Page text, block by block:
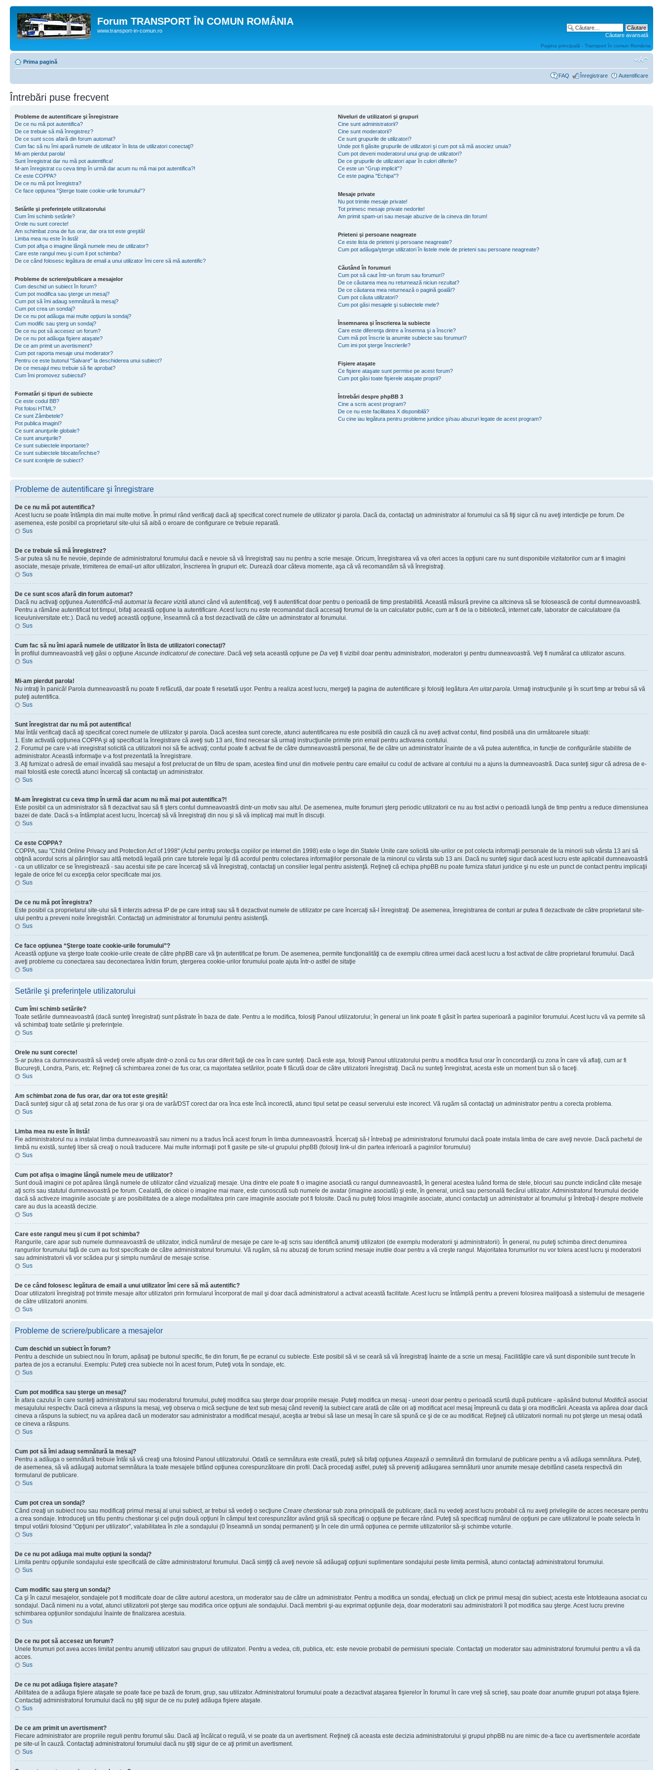
Forum TRANSPORT ÎN COMUN ROMÂNIA
www.transport-in-comun.ro
Căutare avansată
Pagina principală - Transport în comun România
Prima pagină
FAQ Înregistrare Autentificare
Întrebări puse frecvent
Probleme de autentificare şi înregistrare
De ce nu mă pot autentifica?
De ce trebuie să mă înregistrez?
De ce sunt scos afară din forum automat?
Cum fac să nu îmi apară numele de utilizator în lista de utilizatori conectaţi?
Mi-am pierdut parola!
Sunt înregistrat dar nu mă pot autentifica!
M-am înregistrat cu ceva timp în urmă dar acum nu mă mai pot autentifica?!
Ce este COPPA?
De ce nu mă pot înregistra?
Ce face opţiunea “Şterge toate cookie-urile forumului”?
Setările şi preferinţele utilizatorului
Cum îmi schimb setările?
Orele nu sunt corecte!
Am schimbat zona de fus orar, dar ora tot este greşită!
Limba mea nu este în listă!
Cum pot afişa o imagine lângă numele meu de utilizator?
Care este rangul meu şi cum il pot schimba?
De ce când folosesc legătura de email a unui utilizator îmi cere să mă autentific?
Probleme de scriere/publicare a mesajelor
Cum deschid un subiect în forum?
Cum pot modifica sau şterge un mesaj?
Cum pot să îmi adaug semnătură la mesaj?
Cum pot crea un sondaj?
De ce nu pot adăuga mai multe opţiuni la sondaj?
Cum modific sau şterg un sondaj?
De ce nu pot să accesez un forum?
De ce nu pot adăuga fişiere ataşate?
De ce am primit un avertisment?
Cum pot raporta mesaje unui moderator?
Pentru ce este butonul "Salvare" la deschiderea unui subiect?
De ce mesajul meu trebuie să fie aprobat?
Cum îmi promovez subiectul?
Formatări şi tipuri de subiecte
Ce este codul BB?
Pot folosi HTML?
Ce sunt Zâmbetele?
Pot publica imagini?
Ce sunt anunţurile globale?
Ce sunt anunţurile?
Ce sunt subiectele importante?
Ce sunt subiectele blocate/închise?
Ce sunt iconiţele de subiect?
Niveluri de utilizatori şi grupuri
Cine sunt administratorii?
Cine sunt moderatorii?
Ce sunt grupurile de utilizatori?
Unde pot fi găsite grupurile de utilizatori şi cum pot să mă asociez unuia?
Cum pot deveni moderatorul unui grup de utilizatori?
De ce grupurile de utilizatori apar în culori diferite?
Ce este un “Grup implicit”?
Ce este pagina "Echipa"?
Mesaje private
Nu pot trimite mesaje private!
Tot primesc mesaje private nedorite!
Am primit spam-uri sau mesaje abuzive de la cineva din forum!
Prieteni şi persoane neagreate
Ce este lista de prieteni şi persoane neagreate?
Cum pot adăuga/şterge utilizatori în listele mele de prieteni sau persoane neagreate?
Căutând în forumuri
Cum pot să caut într-un forum sau forumuri?
De ce căutarea mea nu returnează niciun rezultat?
De ce căutarea mea returnează o pagină goală!?
Cum pot căuta utilizatori?
Cum pot găsi mesajele şi subiectele mele?
Însemnarea şi înscrierea la subiecte
Care este diferenţa dintre a însemna şi a înscrie?
Cum mă pot înscrie la anumite subiecte sau forumuri?
Cum imi pot şterge înscrierile?
Fişiere ataşate
Ce fişiere ataşate sunt permise pe acest forum?
Cum pot găsi toate fişierele ataşate proprii?
Întrebări despre phpBB 3
Cine a scris acest program?
De ce nu este facilitatea X disponibilă?
Cu cine iau legătura pentru probleme juridice şi/sau abuzuri legate de acest program?
Probleme de autentificare şi înregistrare
De ce nu mă pot autentifica?
Acest lucru se poate întâmpla din mai multe motive. În primul rând verificaţi dacă aţi specificat corect numele de utilizator şi parola. Dacă da, contactaţi un administrator al forumului ca să fiţi sigur că nu aveţi interdicţie pe forum. De
asemenea, este posibil ca proprietarul site-ului să aibă o eroare de configurare ce trebuie reparată.
Sus
De ce trebuie să mă înregistrez?
S-ar putea să nu fie nevoie, depinde de administratorul forumului dacă e nevoie să vă înregistraţi sau nu pentru a scrie mesaje. Oricum, înregistrarea vă va oferi acces la opţiuni care nu sunt disponibile vizitatorilor cum ar fi imagini
asociate, mesaje private, trimiterea de email-uri altor utilizatori, înscrierea în grupuri etc. Durează doar câteva momente, aşa că vă recomandăm să vă înregistraţi.
Sus
De ce sunt scos afară din forum automat?
Dacă nu activaţi opţiuneaAutentifică-mă automat la fiecare vizită atunci când vă autentificaţi, veţi fi autentificat doar pentru o perioadă de timp prestabilită. Această măsură previne ca altcineva să se folosească de contul dumneavoastră.
Pentru a rămâne autentificat tot timpul, bifaţi această opţiune la autentificare. Acest lucru nu este recomandat dacă accesaţi forumul de la un calculator public, cum ar fi de la o bibliotecă, internet cafe, laborator de calculatoare (la
liceu/universitate etc.). Dacă nu vedeţi această opţiune, înseamnă că a fost dezactivată de către un adminstrator al forumului.
Sus
Cum fac să nu îmi apară numele de utilizator în lista de utilizatori conectaţi?
În profilul dumneavoastră veţi găsi o opţiuneAscunde indicatorul de conectare. Dacă veţi seta această opţiune pe Da veţi fi vizibil doar pentru administratori, moderatori şi pentru dumneavoastră. Veţi fi numărat ca utilizator ascuns.
Sus
Mi-am pierdut parola!
Nu intraţi în panică! Parola dumneavoastră nu poate fi refăcută, dar poate fi resetată uşor. Pentru a realiza acest lucru, mergeţi la pagina de autentificare şi folosiţi legăturaAm uitat parola. Urmaţi instrucţiunile şi în scurt timp ar trebui să vă
puteţi autentifica.
Sus
Sunt înregistrat dar nu mă pot autentifica!
Mai întâi verificaţi dacă aţi specificat corect numele de utilizator şi parola. Dacă acestea sunt corecte, atunci autentificarea nu este posibilă din cauză că nu aveți activat contul, fiind posibilă una din următoarele situații:
1. Este activată opţiunea COPPA şi aţi specificat la înregistrare că aveţi sub 13 ani, fiind necesar să urmaţi instrucţiunile primite prin email pentru activarea contului.
2. Forumul pe care v-ati inregistrat solicită ca utilizatorii noi să fie activaţi; contul poate fi activat fie de către dumneavoastră personal, fie de către un administrator înainte de a vă putea autentifica, in funcție de configurările stabilite de
administrator. Această informaţie v-a fost prezentată la înregistrare.
3. Aţi furnizat o adresă de email invalidă sau mesajul a fost prelucrat de un filtru de spam, acestea fiind unul din motivele pentru care emailul cu codul de activare al contului nu a ajuns la dumneavoastră. Daca sunteţi sigur că adresa de e-
mail folosită este corectă atunci încercaţi să contactaţi un administrator.
Sus
M-am înregistrat cu ceva timp în urmă dar acum nu mă mai pot autentifica?!
Este posibil ca un administrator să fi dezactivat sau să fi şters contul dumneavoastră dintr-un motiv sau altul. De asemenea, multe forumuri şterg periodic utilizatorii ce nu au fost activi o perioadă lungă de timp pentru a reduce dimensiunea
bazei de date. Dacă s-a întâmplat acest lucru, încercaţi să vă înregistraţi din nou şi să vă implicaţi mai mult în discuţii.
Sus
Ce este COPPA?
COPPA, sau "Child Online Privacy and Protection Act of 1998" (Actul pentru protecţia copiilor pe internet din 1998) este o lege din Statele Unite care solicită site-urilor ce pot colecta informaţii personale de la minorii sub vârsta 13 ani să
obţină acordul scris al părinţilor sau altă metodă legală prin care tutorele legal îşi dă acordul pentru colectarea informaţiilor personale de la minorul cu vârsta sub 13 ani. Dacă nu sunteţi sigur dacă acest lucru este aplicabil dumneavoastră
- ca un utilizator ce se înregistrează - sau acestui site pe care încercaţi să vă înregistraţi, contactaţi un consilier legal pentru asistenţă. Reţineţi că echipa phpBB nu poate furniza sfaturi juridice şi nu este un punct de contact pentru implicaţii
legale de orice fel cu excepţia celor specificate mai jos.
Sus
De ce nu mă pot înregistra?
Este posibil ca proprietarul site-ului să fi interzis adresa IP de pe care intraţi sau să fi dezactivat numele de utilizator pe care încercaţi să-l înregistraţi. De asemenea, înregistrarea de conturi ar putea fi dezactivate de către proprietarul site-
ului pentru a preveni noile înregistrări. Contactaţi un administrator al forumului pentru asistenţă.
Sus
Ce face opţiunea “Şterge toate cookie-urile forumului”?
Această opţiune va şterge toate cookie-urile create de către phpBB care vă ţin autentificat pe forum. De asemenea, permite funcţionalităţi ca de exemplu citirea urmei dacă acest lucru a fost activat de către proprietarul forumului. Dacă
aveţi probleme cu conectarea sau deconectarea în/din forum, ştergerea cookie-urilor forumului poate ajuta într-o astfel de sitaţie
Sus
Setările şi preferinţele utilizatorului
Cum îmi schimb setările?
Toate setările dumneavoastră (dacă sunteţi înregistrat) sunt păstrate în baza de date. Pentru a le modifica, folosiţi Panoul utilizatorului; în general un link poate fi găsit în partea superioară a paginilor forumului. Acest lucru vă va permite să
vă schimbaţi toate setările şi preferinţele.
Sus
Orele nu sunt corecte!
S-ar putea ca dumneavoastră să vedeţi orele afişate dintr-o zonă cu fus orar diferit faţă de cea în care sunteţi. Dacă este aşa, folosiţi Panoul utilizatorului pentru a modifica fusul orar în concordanţă cu zona în care vă aflaţi, cum ar fi
Bucureşti, Londra, Paris, etc. Reţineţi că schimbarea zonei de fus orar, ca majoritatea setărilor, poate fi făcută doar de către utilizatorii înregistraţi. Dacă nu sunteţi înregistrat, acesta este un moment bun să o faceţi.
Sus
Am schimbat zona de fus orar, dar ora tot este greşită!
Dacă sunteţi sigur că aţi setat zona de fus orar şi ora de vară/DST corect dar ora înca este încă incorectă, atunci tipul setat pe ceasul serverului este incorect. Vă rugăm să contactaţi un administrator pentru a corecta problema.
Sus
Limba mea nu este în listă!
Fie administratorul nu a instalat limba dumneavoastră sau nimeni nu a tradus încă acest forum în limba dumneavoastră. Încercaţi să-l întrebaţi pe administratorul forumului dacă poate instala limba de care aveţi nevoie. Dacă pachetul de
limbă nu există, sunteţi liber să creaţi o nouă traducere. Mai multe informaţii pot fi gasite pe site-ul grupului phpBB (folosiţi link-ul din partea inferioară a paginilor forumului)
Sus
Cum pot afişa o imagine lângă numele meu de utilizator?
Sunt două imagini ce pot apărea lângă numele de utilizator când vizualizaţi mesaje. Una dintre ele poate fi o imagine asociată cu rangul dumneavoastră, în general acestea luând forma de stele, blocuri sau puncte indicând câte mesaje
aţi scris sau statutul dumneavoastră pe forum. Cealaltă, de obicei o imagine mai mare, este cunoscută sub numele de avatar (imagine asociată) şi este, în general, unică sau personală fiecărui utilizator. Administratorul forumului decide
dacă să activeze imaginile asociate şi are posibilitatea de a alege modalitatea prin care imaginile asociate pot fi folosite. Dacă nu puteţi folosi imaginile asociate, atunci contactaţi un administrator al forumului şi întrebaţi-l despre motivele
care au dus la această decizie.
Sus
Care este rangul meu şi cum il pot schimba?
Rangurile, care apar sub numele dumneavoastră de utilizator, indică numărul de mesaje pe care le-aţi scris sau identifică anumiţi utilizatori (de exemplu moderatorii şi administratorii). În general, nu puteţi schimba direct denumirea
rangurilor forumului faţă de cum au fost specificate de către administratorul forumului. Vă rugăm, să nu abuzaţi de forum scriind mesaje inutile doar pentru a vă creşte rangul. Majoritatea forumurilor nu vor tolera acest lucru şi moderatorii
sau administratorii vă vor scădea pur şi simplu numărul de mesaje scrise.
Sus
De ce când folosesc legătura de email a unui utilizator îmi cere să mă autentific?
Doar utilizatorii înregistraţi pot trimite mesaje altor utilizatori prin formularul încorporat de mail şi doar dacă administratorul a activat această facilitate. Acest lucru se întâmplă pentru a preveni folosirea maliţioasă a sistemului de mesagerie
de către utilizatorii anonimi.
Sus
Probleme de scriere/publicare a mesajelor
Cum deschid un subiect în forum?
Pentru a deschide un subiect nou în forum, apăsaţi pe butonul specific, fie din forum, fie pe ecranul cu subiecte. Este posibil să vi se ceară să vă înregistraţi înainte de a scrie un mesaj. Facilităţile care vă sunt disponibile sunt trecute în
partea de jos a ecranului. Exemplu: Puteţi crea subiecte noi în acest forum, Puteţi vota în sondaje, etc.
Sus
Cum pot modifica sau şterge un mesaj?
În afara cazului în care sunteţi administratorul sau moderatorul forumului, puteţi modifica sau şterge doar propriile mesaje. Puteţi modifica un mesaj - uneori doar pentru o perioadă scurtă după publicare - apăsând butonul Modifică asociat
mesajulului respectiv. Dacă cineva a răspuns la mesaj, veţi observa o mică secţiune de text sub mesaj când reveniţi la subiect care arată de câte ori aţi modificat acel mesaj împreună cu data şi ora modificării. Aceasta va apărea doar dacă
cineva a răspuns la subiect; nu va apărea dacă un moderator sau administrator a modificat mesajul, aceştia ar trebui să lase un mesaj în care să spună ce şi de ce au modificat. Reţineţi că utilizatorii normali nu pot şterge un mesaj odată
ce cineva a răspuns.
Sus
Cum pot să îmi adaug semnătură la mesaj?
Pentru a adăuga o semnătură trebuie întâi să vă creaţi una folosind Panoul utilizatorului. Odată ce semnătura este creată, puteţi să bifaţi opţiuneaAtaşează o semnătură din formularul de publicare pentru a vă adăuga semnătura. Puteţi,
de asemenea, să vă adăugaţi automat semnătura la toate mesajele bifând opţiunea corespunzătoare din profil. Dacă procedaţi astfel, puteţi să preveniţi adăugarea semnăturii unor anumite mesaje debifând caseta respectivă din
formularul de publicare.
Sus
Cum pot crea un sondaj?
Când creaţi un subiect nou sau modificaţi primul mesaj al unui subiect, ar trebui să vedeţi o secţiune Creare chestionarsub zona principală de publicare; dacă nu vedeţi acest lucru probabil că nu aveţi privilegiile de acces necesare pentru
a crea sondaje. Introduceţi un titlu pentru chestionar şi cel puţin două opţiuni în câmpul text corespunzător având grijă să specificaţi o opţiune pe fiecare rând. Puteţi să specificaţi numărul de opţiuni pe care utilizatorul le poate selecta în
timpul votării folosind “Opţiuni per utilizator”, valabilitatea în zile a sondajului (0 înseamnă un sondaj permanent) şi în cele din urmă opţiunea ce permite utilizatorilor să-şi schimbe voturile.
Sus
De ce nu pot adăuga mai multe opţiuni la sondaj?
Limita pentru opţiunile sondajului este specificată de către administratorul forumului. Dacă simţiţi că aveţi nevoie să adăugaţi opţiuni suplimentare sondajului peste limita permisă, atunci contactaţi administratorul forumului.
Sus
Cum modific sau şterg un sondaj?
Ca şi în cazul mesajelor, sondajele pot fi modificate doar de către autorul acestora, un moderator sau de către un administrator. Pentru a modifica un sondaj, efectuaţi un click pe primul mesaj din subiect; acesta este întotdeauna asociat cu
sondajul. Dacă nimeni nu a votat, atunci utilizatorii pot şterge sau modifica orice opţiuni ale sondajului. Dacă membrii şi-au exprimat opţiunile deja, doar moderatorii sau administratorii îl pot modifica sau şterge. Acest lucru previne
schimbarea opţiunilor sondajului înainte de finalizarea acestuia.
Sus
De ce nu pot să accesez un forum?
Unele forumuri pot avea acces limitat pentru anumiţi utilizatori sau grupuri de utilizatori. Pentru a vedea, citi, publica, etc. este nevoie probabil de permisiuni speciale. Contactaţi un moderator sau administratorul forumului pentru a vă da
acces.
Sus
De ce nu pot adăuga fişiere ataşate?
Abilitatea de a adăuga fişiere ataşate se poate face pe bază de forum, grup, sau utilizator. Administratorul forumului poate a dezactivat ataşarea fişierelor în forumul în care vreţi să scrieţi, sau poate doar anumite grupuri pot ataşa fişiere.
Contactaţi administratorul forumului dacă nu ştiţi sigur de ce nu puteţi adăuga fişiere ataşate.
Sus
De ce am primit un avertisment?
Fiecare administrator are propriile reguli pentru forumul său. Dacă aţi încălcat o regulă, vi se poate da un avertisment. Reţineţi că aceasta este decizia administratorului şi grupul phpBB nu are nimic de-a face cu avertismentele acordate
pe site-ul în cauză. Contactaţi administratorul forumului dacă nu ştiţi sigur de ce aţi primit un avertisment.
Sus